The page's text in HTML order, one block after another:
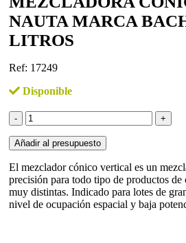
NAUTA MARCA
LITROS
Ref: 17249
Disponible
Mezcladora
cónica
tipo
nauta
marca
Bachiller
1.000
litros
Añadir al presupuesto
El mezclador cónico vertical es un
precisión para todo tipo de productos de
muy distintas. Indicado para lotes de
nivel de ocupación espacial y baja